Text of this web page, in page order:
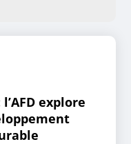
explore